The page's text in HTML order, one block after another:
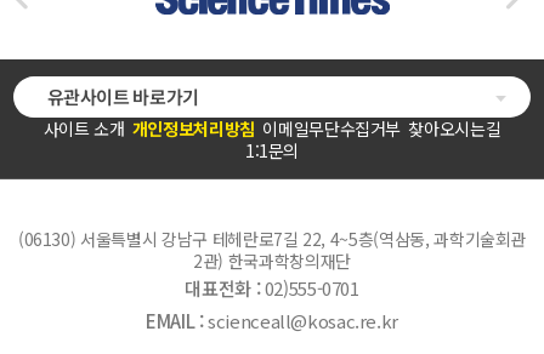
사이트 소개 개인정보처리방침 이메일무단수집거부 찾아오시는길
1:1문의
유관사이트 바로가기
(06130) 서울특별시 강남구 테헤란로7길 22, 4~5층(역삼동, 과학기술회관
2관) 한국과학창의재단
대표전화 :02)555-0701
EMAIL :scienceall@kosac.re.kr